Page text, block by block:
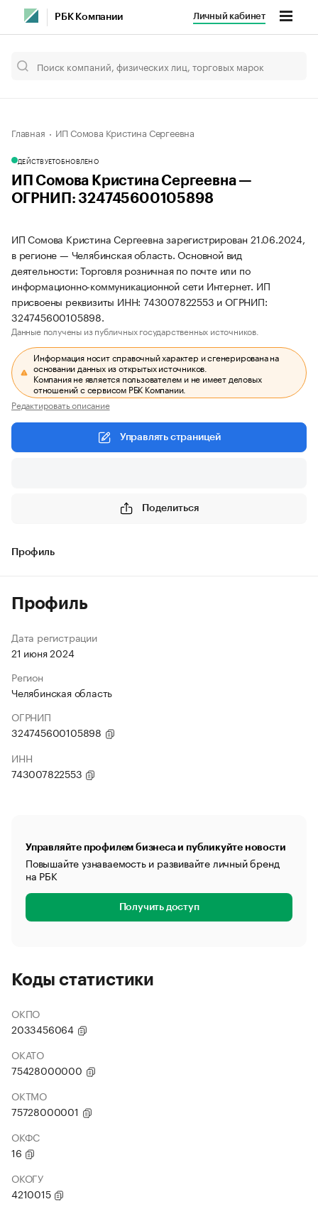
РБК Компании Личный кабинет
Главная ИП Сомова Кристина Сергеевна
ДЕЙСТВУЕТОБНОВЛЕНО
ИП Сомова Кристина Сергеевна —
ОГРНИП: 324745600105898
ИП Сомова Кристина Сергеевна зарегистрирован 21.06.2024,
в регионе — Челябинская область. Основной вид
деятельности: Торговля розничная по почте или по
информационно-коммуникационной сети Интернет. ИП
присвоены реквизиты ИНН: 743007822553 и ОГРНИП:
324745600105898.
Данные получены из публичных государственных источников.
Информация носит справочный характер и сгенерирована на
основании данных из открытых источников.
Компания не является пользователем и не имеет деловых
отношений с сервисом РБК Компании.
Редактировать описание
Управлять страницей
Поделиться
Профиль
Профиль
Дата регистрации
21 июня 2024
Регион
Челябинская область
ОГРНИП
324745600105898
ИНН
743007822553
Управляйте профилем бизнеса и публикуйте новости
Повышайте узнаваемость и развивайте личный бренд
на РБК
Получить доступ
Коды статистики
ОКПО
2033456064
ОКАТО
75428000000
ОКТМО
75728000001
ОКФС
16
ОКОГУ
4210015